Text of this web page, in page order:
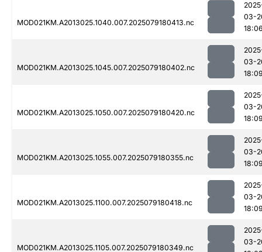
MOD021KM.A2013025.1040.007.2025079180413.nc
03-
MOD021KM.A2013025.1045.007.2025079180402.nc
03-
MOD021KM.A2013025.1050.007.2025079180420.nc
03-
MOD021KM.A2013025.1055.007.2025079180355.nc
03-
MOD021KM.A2013025.1100.007.2025079180418.nc
03-
MOD021KM.A2013025.1105.007.2025079180349.nc
03-